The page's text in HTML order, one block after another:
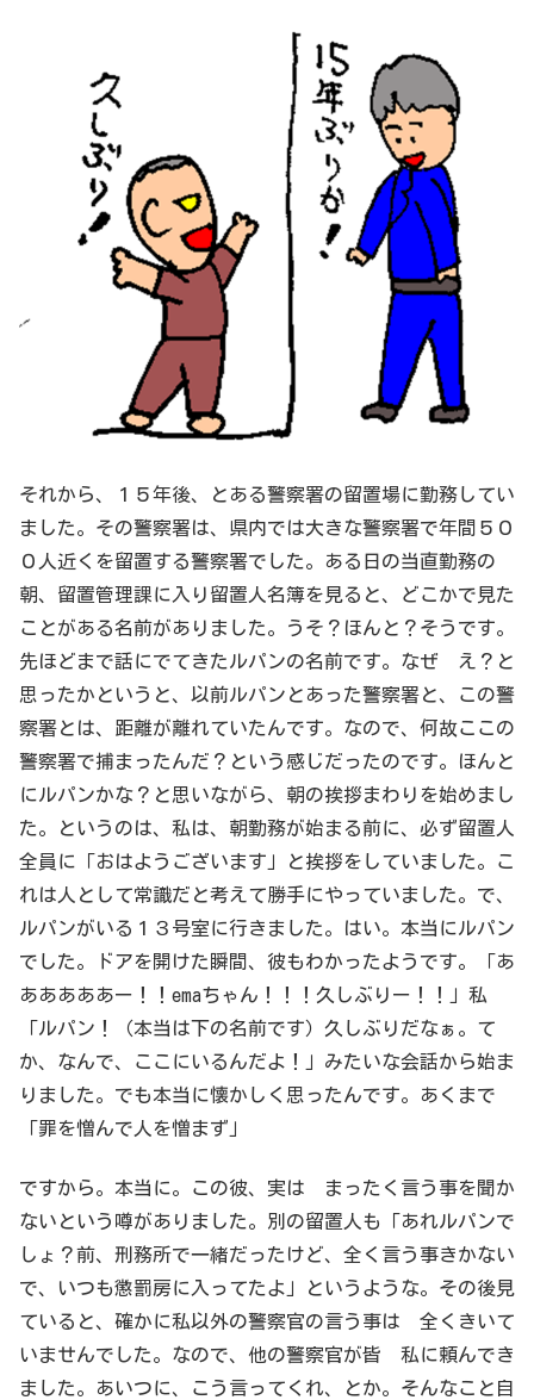
それから、１５年後、とある警察署の留置場に勤務してい
ました。その警察署は、県内では大きな警察署で年間５０
０人近くを留置する警察署でした。ある日の当直勤務の
朝、留置管理課に入り留置人名簿を見ると、どこかで見た
ことがある名前がありました。うそ？ほんと？そうです。
先ほどまで話にでてきたルパンの名前です。なぜ え？と
思ったかというと、以前ルパンとあった警察署と、この警
察署とは、距離が離れていたんです。なので、何故ここの
警察署で捕まったんだ？という感じだったのです。ほんと
にルパンかな？と思いながら、朝の挨拶まわりを始めまし
た。というのは、私は、朝勤務が始まる前に、必ず留置人
全員に「おはようございます」と挨拶をしていました。こ
れは人として常識だと考えて勝手にやっていました。で、
ルパンがいる１３号室に行きました。はい。本当にルパン
でした。ドアを開けた瞬間、彼もわかったようです。「あ
あああああー！！emaちゃん！！！久しぶりー！！」私
「ルパン！（本当は下の名前です）久しぶりだなぁ。て
か、なんで、ここにいるんだよ！」みたいな会話から始ま
りました。でも本当に懐かしく思ったんです。あくまで
「罪を憎んで人を憎まず」
ですから。本当に。この彼、実は まったく言う事を聞か
ないという噂がありました。別の留置人も「あれルパンで
しょ？前、刑務所で一緒だったけど、全く言う事きかない
で、いつも懲罰房に入ってたよ」というような。その後見
ていると、確かに私以外の警察官の言う事は 全くきいて
いませんでした。なので、他の警察官が皆 私に頼んでき
ました。あいつに、こう言ってくれ、とか。そんなこと自